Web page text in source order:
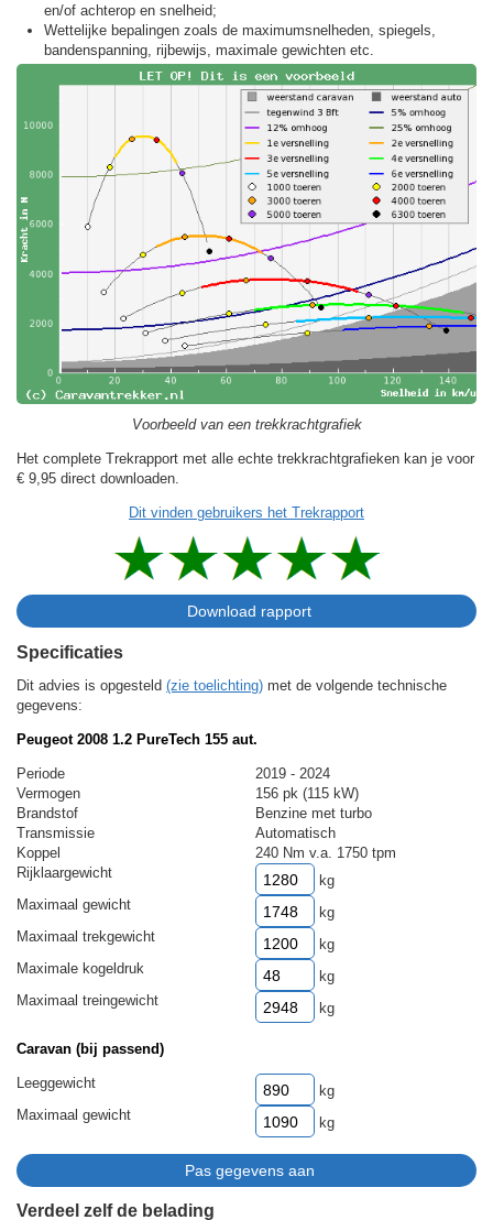
en/of achterop en snelheid;
Wettelijke bepalingen zoals de maximumsnelheden, spiegels,
bandenspanning, rijbewijs, maximale gewichten etc.
Voorbeeld van een trekkrachtgrafiek
Het complete Trekrapport met alle echte trekkrachtgrafieken kan je voor
€ 9,95 direct downloaden.
Dit vinden gebruikers het Trekrapport
Specificaties
Dit advies is opgesteld (zie toelichting) met de volgende technische
gegevens:
Peugeot 2008 1.2 PureTech 155 aut.
Periode
2019 - 2024
Vermogen
156 pk (115 kW)
Brandstof
Benzine met turbo
Transmissie
Automatisch
Koppel
240 Nm v.a. 1750 tpm
Rijklaargewicht
kg
Maximaal gewicht
kg
Maximaal trekgewicht
kg
Maximale kogeldruk
kg
Maximaal treingewicht
kg
Caravan (bij passend)
Leeggewicht
kg
Maximaal gewicht
kg
Verdeel zelf de belading